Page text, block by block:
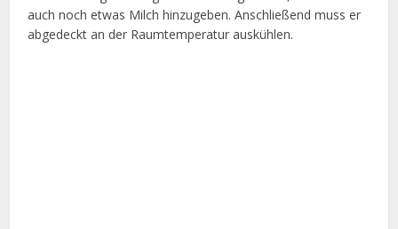
auch noch etwas Milch hinzugeben. Anschließend muss er
abgedeckt an der Raumtemperatur auskühlen.